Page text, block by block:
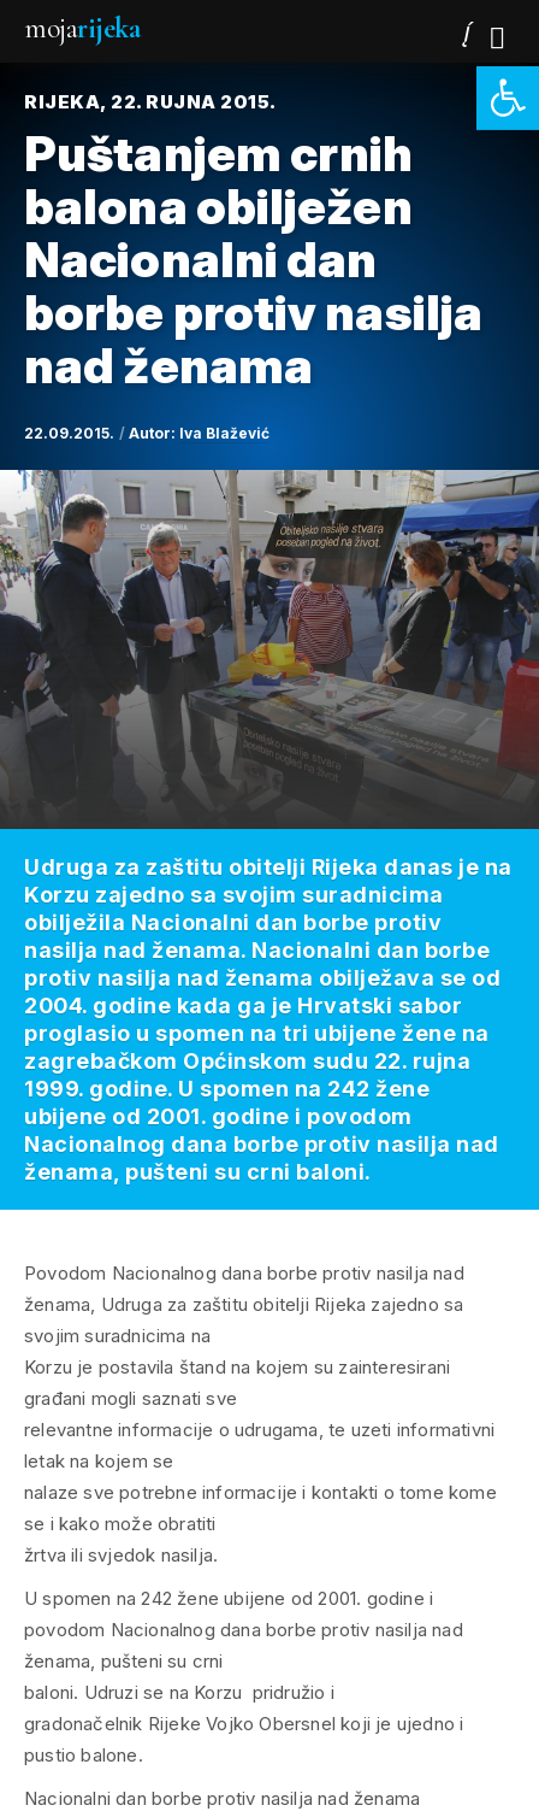
mojarijeka
RIJEKA, 22. RUJNA 2015.
Puštanjem crnih
balona obilježen
Nacionalni dan
borbe protiv nasilja
nad ženama
22.09.2015. Autor: Iva Blažević
Povodom Nacionalnog dana borbe protiv nasilja nad
ženama, Udruga za zaštitu obitelji Rijeka zajedno sa
svojim suradnicima na
Korzu je postavila štand na kojem su zainteresirani
građani mogli saznati sve
relevantne informacije o udrugama, te uzeti informativni
letak na kojem se
nalaze sve potrebne informacije i kontakti o tome kome
se i kako može obratiti
žrtva ili svjedok nasilja.
U spomen na 242 žene ubijene od 2001. godine i
povodom Nacionalnog dana borbe protiv nasilja nad
ženama, pušteni su crni
baloni. Udruzi se na Korzu pridružio i
gradonačelnik Rijeke Vojko Obersnel koji je ujedno i
pustio balone.
Nacionalni dan borbe protiv nasilja nad ženama
Udruga za zaštitu obitelji Rijeka danas je na
Korzu zajedno sa svojim suradnicima
obilježila Nacionalni dan borbe protiv
nasilja nad ženama. Nacionalni dan borbe
protiv nasilja nad ženama obilježava se od
2004. godine kada ga je Hrvatski sabor
proglasio u spomen na tri ubijene žene na
zagrebačkom Općinskom sudu 22. rujna
1999. godine. U spomen na 242 žene
ubijene od 2001. godine i povodom
Nacionalnog dana borbe protiv nasilja nad
ženama, pušteni su crni baloni.